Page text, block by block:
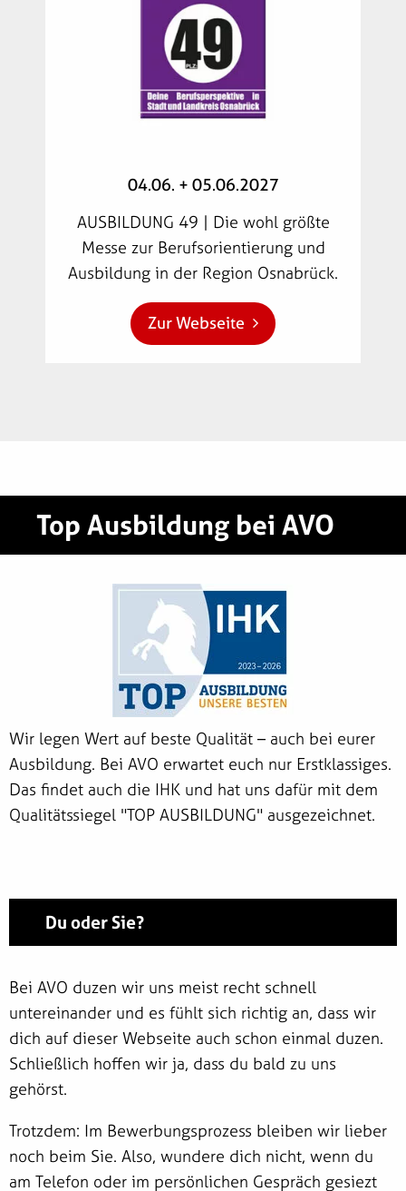
04.06. + 05.06.2027
AUSBILDUNG 49 | Die wohl größte
Messe zur Berufsorientierung und
Ausbildung in der Region Osnabrück.
Zur Webseite
Top Ausbildung bei AVO
Wir legen Wert auf beste Qualität – auch bei eurer
Ausbildung. Bei AVO erwartet euch nur Erstklassiges.
Das findet auch die IHK und hat uns dafür mit dem
Qualitätssiegel "TOP AUSBILDUNG" ausgezeichnet.
Du oder Sie?
Bei AVO duzen wir uns meist recht schnell
untereinander und es fühlt sich richtig an, dass wir
dich auf dieser Webseite auch schon einmal duzen.
Schließlich hoffen wir ja, dass du bald zu uns
gehörst.
Trotzdem: Im Bewerbungsprozess bleiben wir lieber
noch beim Sie. Also, wundere dich nicht, wenn du
am Telefon oder im persönlichen Gespräch gesiezt